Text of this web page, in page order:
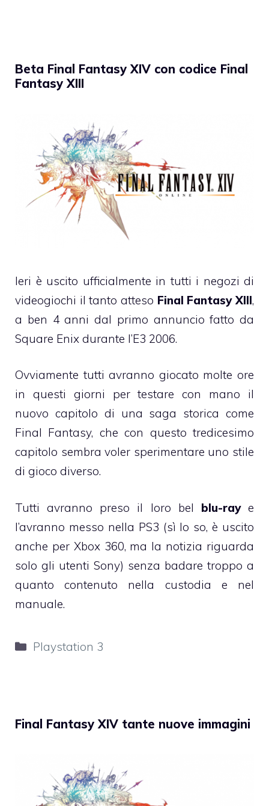
Beta Final Fantasy XIV con codice Final
Fantasy XIII
Ieri è uscito ufficialmente in tutti i negozi di
videogiochi il tanto atteso Final Fantasy XIII,
a ben 4 anni dal primo annuncio fatto da
Square Enix durante l’E3 2006.
Ovviamente tutti avranno giocato molte ore
in questi giorni per testare con mano il
nuovo capitolo di una saga storica come
Final Fantasy, che con questo tredicesimo
capitolo sembra voler sperimentare uno stile
di gioco diverso.
Tutti avranno preso il loro bel blu-raye
l’avranno messo nella PS3 (sì lo so, è uscito
anche per Xbox 360, ma la notizia riguarda
solo gli utenti Sony) senza badare troppo a
quanto contenuto nella custodia e nel
manuale.
Categorie
Playstation 3
Final Fantasy XIV tante nuove immagini